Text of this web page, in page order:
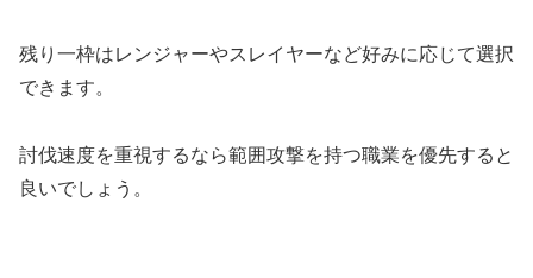
残り一枠はレンジャーやスレイヤーなど好みに応じて選択
できます。
討伐速度を重視するなら範囲攻撃を持つ職業を優先すると
良いでしょう。